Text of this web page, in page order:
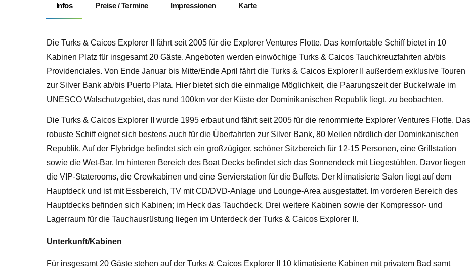
Infos Preise / Termine Impressionen Karte
Die Turks & Caicos Explorer II fährt seit 2005 für die Explorer Ventures Flotte. Das komfortable Schiff bietet in 10
Kabinen Platz für insgesamt 20 Gäste. Angeboten werden einwöchige Turks & Caicos Tauchkreuzfahrten ab/bis
Providenciales. Von Ende Januar bis Mitte/Ende April fährt die Turks & Caicos Explorer II außerdem exklusive Touren
zur Silver Bank ab/bis Puerto Plata. Hier bietet sich die einmalige Möglichkeit, die Paarungszeit der Buckelwale im
UNESCO Walschutzgebiet, das rund 100km vor der Küste der Dominikanischen Republik liegt, zu beobachten.
Die Turks & Caicos Explorer II wurde 1995 erbaut und fährt seit 2005 für die renommierte Explorer Ventures Flotte. Das
robuste Schiff eignet sich bestens auch für die Überfahrten zur Silver Bank, 80 Meilen nördlich der Dominkanischen
Republik. Auf der Flybridge befindet sich ein großzügiger, schöner Sitzbereich für 12-15 Personen, eine Grillstation
sowie die Wet-Bar. Im hinteren Bereich des Boat Decks befindet sich das Sonnendeck mit Liegestühlen. Davor liegen
die VIP-Staterooms, die Crewkabinen und eine Servierstation für die Buffets. Der klimatisierte Salon liegt auf dem
Hauptdeck und ist mit Essbereich, TV mit CD/DVD-Anlage und Lounge-Area ausgestattet. Im vorderen Bereich des
Hauptdecks befinden sich Kabinen; im Heck das Tauchdeck. Drei weitere Kabinen sowie der Kompressor- und
Lagerraum für die Tauchausrüstung liegen im Unterdeck der Turks & Caicos Explorer II.
Unterkunft/Kabinen
Für insgesamt 20 Gäste stehen auf der Turks & Caicos Explorer II 10 klimatisierte Kabinen mit privatem Bad samt